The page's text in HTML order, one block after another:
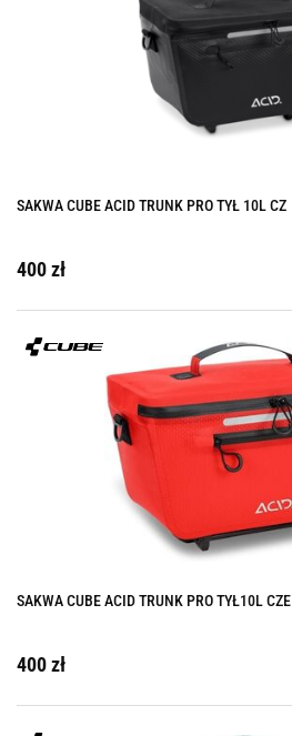
SAKWA CUBE ACID TRUNK PRO TYŁ 10L CZ
400 zł
SAKWA CUBE ACID TRUNK PRO TYŁ10L CZE
400 zł